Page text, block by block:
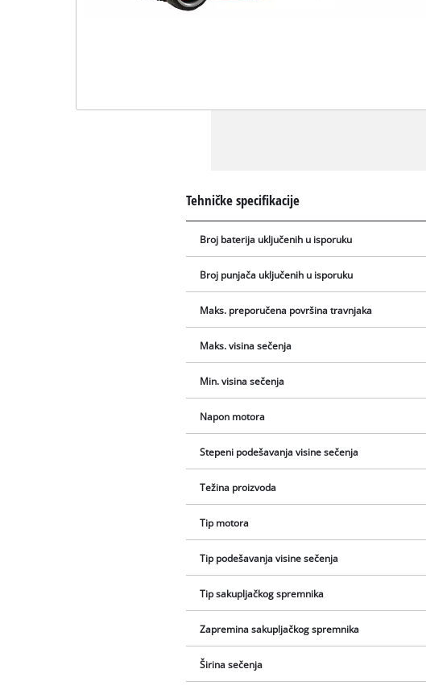
Tehničke specifikacije
Broj baterija uključenih u isporuku
Broj punjača uključenih u isporuku
Maks. preporučena površina travnjaka
Maks. visina sečenja
Min. visina sečenja
Napon motora
Stepeni podešavanja visine sečenja
Težina proizvoda
Tip motora
Tip podešavanja visine sečenja
Tip sakupljačkog spremnika
Zapremina sakupljačkog spremnika
Širina sečenja